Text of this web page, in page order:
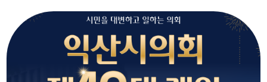
익산시의회 기간제근로자(비서, 행정보조) 채용 공고